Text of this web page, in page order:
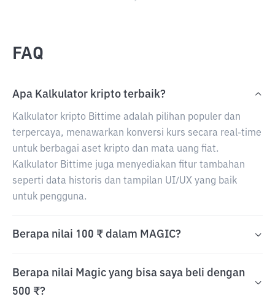
FAQ
Apa Kalkulator kripto terbaik?
Kalkulator kripto Bittime adalah pilihan populer dan
terpercaya, menawarkan konversi kurs secara real-time
untuk berbagai aset kripto dan mata uang fiat.
Kalkulator Bittime juga menyediakan fitur tambahan
seperti data historis dan tampilan UI/UX yang baik
untuk pengguna.
Berapa nilai 100 ₹ dalam MAGIC?
Berapa nilai Magic yang bisa saya beli dengan
500 ₹?